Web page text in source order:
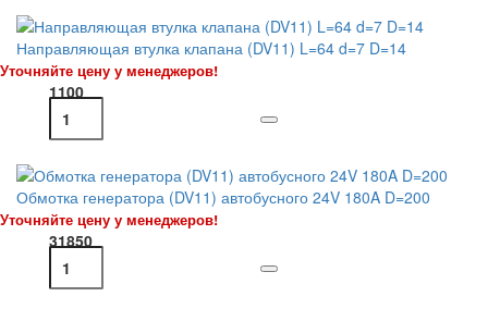
Направляющая втулка клапана (DV11) L=64 d=7 D=14
Уточняйте цену у менеджеров!
1100
Обмотка генератора (DV11) автобусного 24V 180A D=200
Уточняйте цену у менеджеров!
31850